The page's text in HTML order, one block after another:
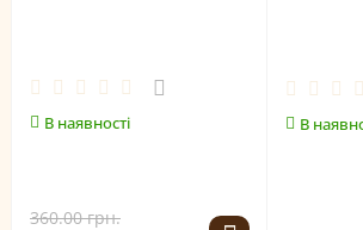
В наявності
360.00 грн.
В